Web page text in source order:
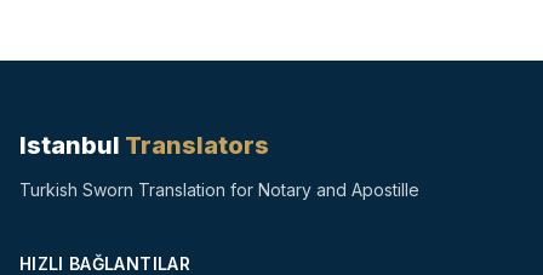
Istanbul Translators
Turkish Sworn Translation for Notary and Apostille
HIZLI BAĞLANTILAR